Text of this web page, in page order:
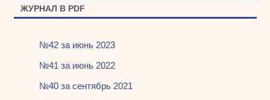
ЖУРНАЛ В PDF
№42 за июнь 2023
№41 за июнь 2022
№40 за сентябрь 2021